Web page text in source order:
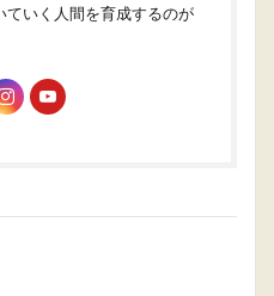
ていく人間を育成するのが